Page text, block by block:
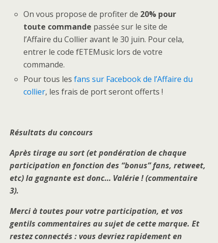
On vous propose de profiter de 20% pour
toute commande passée sur le site de
l’Affaire du Collier avant le 30 juin. Pour cela,
entrer le code fETEMusic lors de votre
commande.
Pour tous lesfans sur Facebook de l’Affaire du
collier, les frais de port seront offerts !
Résultats du concours
Après tirage au sort (et pondération de chaque
participation en fonction des “bonus” fans, retweet,
etc) la gagnante est donc… Valérie ! (commentaire
3).
Merci à toutes pour votre participation, et vos
gentils commentaires au sujet de cette marque. Et
restez connectés : vous devriez rapidement en